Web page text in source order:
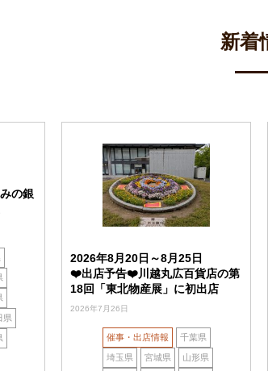
新着
の銀
県
2026年8月20日～8月25日
❤️出店予告❤️川越丸広百貨店の第
18回「東北物産展」に初出店
2026年7月26日
催事・出店情報 千葉県
埼玉県 宮城県 山形県